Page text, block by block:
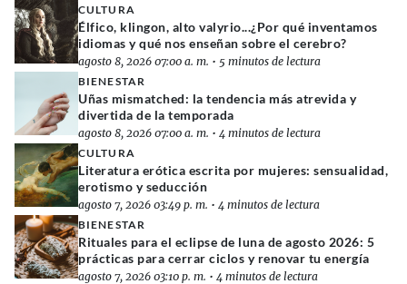
CULTURA
Élfico, klingon, alto valyrio...¿Por qué inventamos
idiomas y qué nos enseñan sobre el cerebro?
agosto 8, 2026 07:00 a. m. • 5 minutos de lectura
BIENESTAR
Uñas mismatched: la tendencia más atrevida y
divertida de la temporada
agosto 8, 2026 07:00 a. m. • 4 minutos de lectura
CULTURA
Literatura erótica escrita por mujeres: sensualidad,
erotismo y seducción
agosto 7, 2026 03:49 p. m. • 4 minutos de lectura
BIENESTAR
Rituales para el eclipse de luna de agosto 2026: 5
prácticas para cerrar ciclos y renovar tu energía
agosto 7, 2026 03:10 p. m. • 4 minutos de lectura